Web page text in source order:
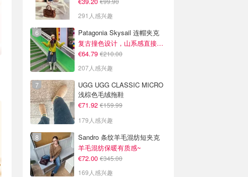
291人感兴趣
Patagonia Skysail 连帽夹克
复古撞色设计，山系感直接拉满
€64.79 €210.00
207人感兴趣
UGG UGG CLASSIC MICRO
浅棕色毛绒拖鞋
€71.92 €159.99
179人感兴趣
Sandro 条纹羊毛混纺短夹克
羊毛混纺保暖有质感~
€72.00 €345.00
169人感兴趣